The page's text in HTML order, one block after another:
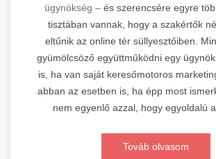
ügynökség –és szerencsére egyre
tisztában vannak, hogy a szakértők
eltűnik az online tér süllyesztőiben.
gyümölcsöző együttműködni egy
is, ha van saját keresőmotoros
abban az esetben is, ha épp most
nem egyenlő azzal, hogy egyoldalú
Továb olvasom